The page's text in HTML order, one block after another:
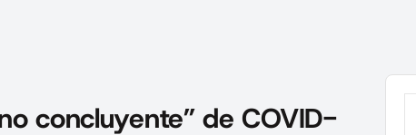
concluyente” de COVID-